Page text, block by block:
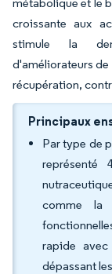
croissante aux
stimule la
d'améliorateurs
récupération,
Principaux
Par type de
comme la
rapide
dépassant